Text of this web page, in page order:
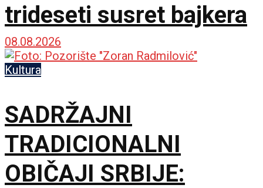
trideseti susret bajkera
08.08.2026
Kultura
SADRŽAJNI
TRADICIONALNI
OBIČAJI SRBIJE: